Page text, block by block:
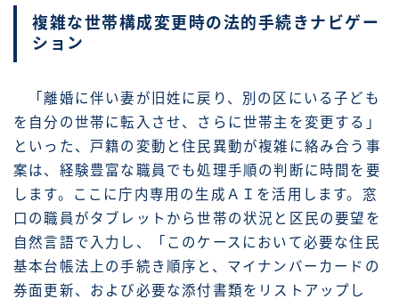
複雑な世帯構成変更時の法的手続きナビゲー
ション
「離婚に伴い妻が旧姓に戻り、別の区にいる子ども
を自分の世帯に転入させ、さらに世帯主を変更する」
といった、戸籍の変動と住民異動が複雑に絡み合う事
案は、経験豊富な職員でも処理手順の判断に時間を要
します。ここに庁内専用の生成ＡＩを活用します。窓
口の職員がタブレットから世帯の状況と区民の要望を
自然言語で入力し、「このケースにおいて必要な住民
基本台帳法上の手続き順序と、マイナンバーカードの
券面更新、および必要な添付書類をリストアップし